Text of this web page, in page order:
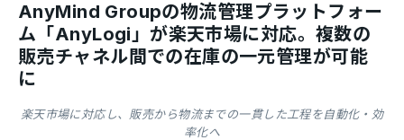
AnyMind Groupの物流管理プラットフォー
ム「AnyLogi」が楽天市場に対応。複数の
販売チャネル間での在庫の一元管理が可能
に
楽天市場に対応し、販売から物流までの一貫した工程を自動化・効
率化へ